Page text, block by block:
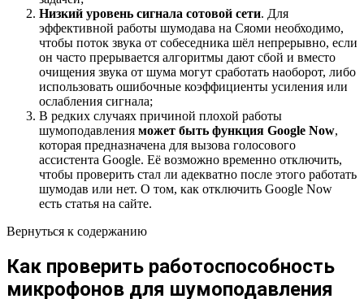
Низкий уровень сигнала сотовой сети. Для
эффективной работы шумодава на Сяоми необходимо,
чтобы поток звука от собеседника шёл непрерывно, если
он часто прерывается алгоритмы дают сбой и вместо
очищения звука от шума могут сработать наоборот, либо
использовать ошибочные коэффициенты усиления или
ослабления сигнала;
В редких случаях причиной плохой работы
шумоподавления может быть функция Google Now,
которая предназначена для вызова голосового
ассистента Google. Её возможно временно отключить,
чтобы проверить стал ли адекватно после этого работать
шумодав или нет. О том, как отключить Google Now
есть статья на сайте.
Вернуться к содержанию
Как проверить работоспособность
микрофонов для шумоподавления